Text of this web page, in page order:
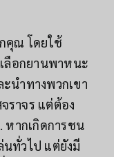
คุณ โดยใช้
ลือกยานพาหนะ
ะนำทางพวกเขา
ราจร แต่ต้อง
หากเกิดการชน
นทั่วไป แต่ยังมี